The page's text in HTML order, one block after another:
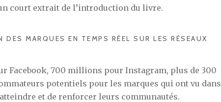
court extrait de l’introduction du livre.
MARQUES EN TEMPS RÉEL SUR LES RÉSEAUX
Facebook, 700 millions pour Instagram, plus de 300
potentiels pour les marques qui ont vu dans
et de renforcer leurs communautés.